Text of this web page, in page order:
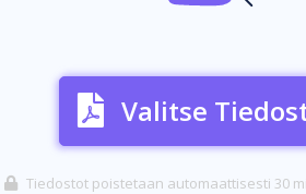
Valitse
Tiedostot poistetaan automaattisesti 30